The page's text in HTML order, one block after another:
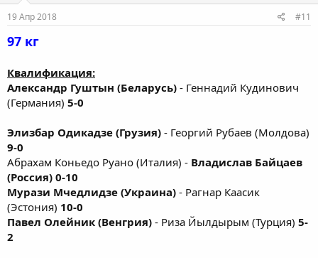
19 Апр 2018 #11
97 кг
Квалификация:
Александр Гуштын (Беларусь) - Геннадий Кудинович
(Германия) 5-0
Элизбар Одикадзе (Грузия) - Георгий Рубаев (Молдова)
9-0
Абрахам Коньедо Руано (Италия) - Владислав Байцаев
(Россия) 0-10
Мурази Мчедлидзе (Украина) - Рагнар Каасик
(Эстония) 10-0
Павел Олейник (Венгрия) - Риза Йылдырым (Турция) 5-
2